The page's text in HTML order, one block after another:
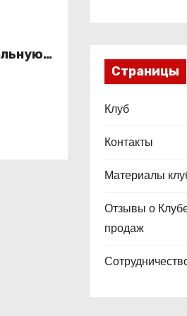
Страницы
Клуб
Контакты
Материалы
Отзывы о
продаж